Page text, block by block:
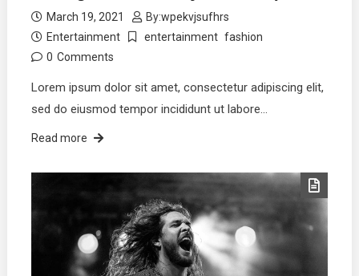
March 19, 2021 By:wpekvjsufhrs
Entertainment
entertainment fashion
0 Comments
Lorem ipsum dolor sit amet, consectetur adipiscing elit,
sed do eiusmod tempor incididunt ut labore…
Read more